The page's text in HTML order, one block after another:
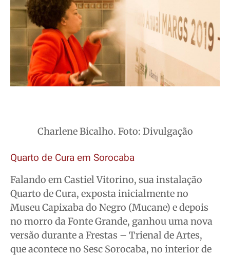
Charlene Bicalho. Foto: Divulgação
Quarto de Cura em Sorocaba
Falando em Castiel Vitorino, sua instalação
Quarto de Cura, exposta inicialmente no
Museu Capixaba do Negro (Mucane) e depois
no morro da Fonte Grande, ganhou uma nova
versão durante a Frestas – Trienal de Artes,
que acontece no Sesc Sorocaba, no interior de